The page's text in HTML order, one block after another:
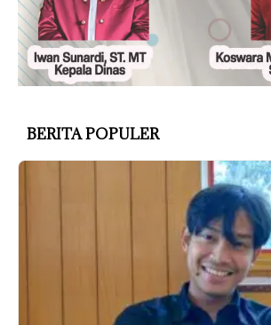
BERITA POPULER